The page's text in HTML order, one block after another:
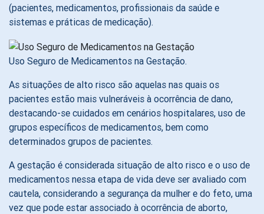
(pacientes, medicamentos, profissionais da saúde e
sistemas e práticas de medicação).
Uso Seguro de Medicamentos na Gestação.
As situações de alto risco são aquelas nas quais os
pacientes estão mais vulneráveis à ocorrência de dano,
destacando-se cuidados em cenários hospitalares, uso de
grupos específicos de medicamentos, bem como
determinados grupos de pacientes.
A gestação é considerada situação de alto risco e o uso de
medicamentos nessa etapa de vida deve ser avaliado com
cautela, considerando a segurança da mulher e do feto, uma
vez que pode estar associado à ocorrência de aborto,